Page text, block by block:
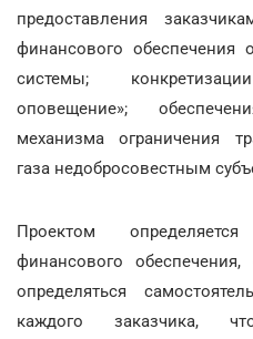
предоставления
финансового обеспечения
системы;
оповещение»;
механизма ограничения
газа недобросовестным
Проектом
финансового
определяться
каждого заказчика,